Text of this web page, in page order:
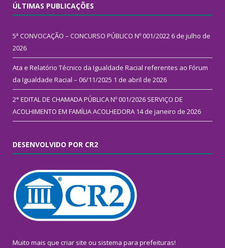
ÚLTIMAS PUBLICAÇÕES
5ª CONVOCAÇÃO – CONCURSO PÚBLICO Nº 001/2022 6 de julho de
2026
Ata e Relatório Técnico da Igualdade Racial referentes ao Fórum
da Igualdade Racial – 06/11/2025 1 de abril de 2026
2° EDITAL DE CHAMADA PÚBLICA Nº 001/2026 SERVIÇO DE
ACOLHIMENTO EM FAMÍLIA ACOLHEDORA 14 de janeiro de 2026
DESENVOLVIDO POR CR2
Muito mais que criar site ou sistema para prefeituras!